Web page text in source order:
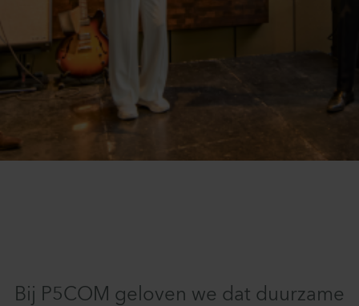
Bij P5COM geloven we dat duurzame